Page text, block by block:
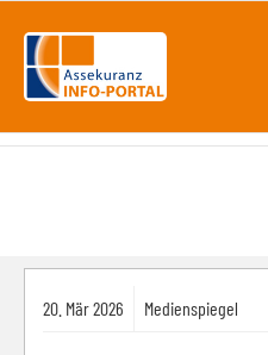
20. Mär2026 Medienspiegel